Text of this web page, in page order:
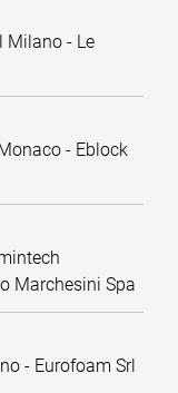
Milano - Le
- Eblock
Marchesini Spa
- Eurofoam Srl